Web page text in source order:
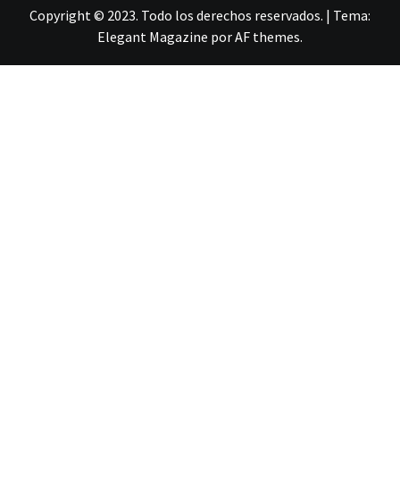
Copyright © 2023. Todo los derechos reservados. | Tema:
Elegant Magazine porAF themes.